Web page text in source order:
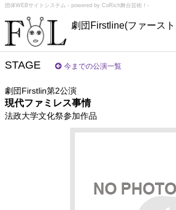
団体WEBサイトシステム - powered by CoRich舞台芸術！-
劇団Firstline(ファース
STAGE 今までの公演一覧
劇団Firstlin第2公演
現代ファミレス事情
法政大学文化祭参加作品